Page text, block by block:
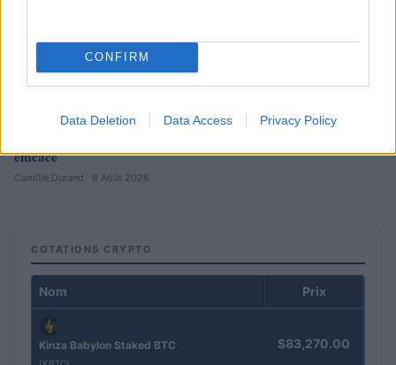
CONFIRM
Data Deletion Data Access Privacy Policy
efficace
Camille Durand · 8 Août 2026
COTATIONS CRYPTO
Nom Prix
Kinza Babylon Staked BTC $83,270.00